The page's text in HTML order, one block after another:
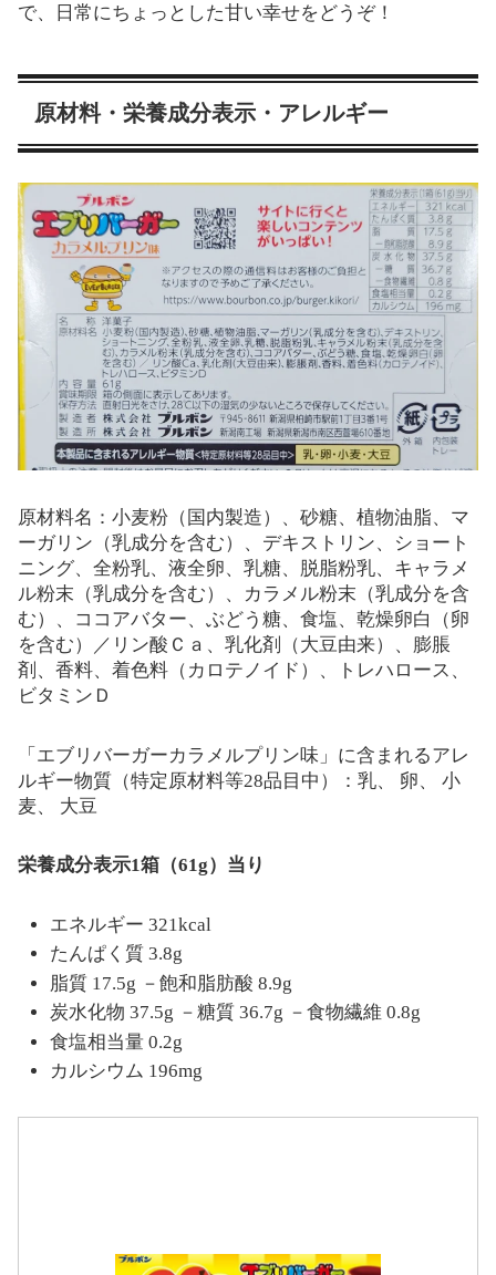
で、日常にちょっとした甘い幸せをどうぞ！
原材料・栄養成分表示・アレルギー
原材料名：小麦粉（国内製造）、砂糖、植物油脂、マ
ーガリン（乳成分を含む）、デキストリン、ショート
ニング、全粉乳、液全卵、乳糖、脱脂粉乳、キャラメ
ル粉末（乳成分を含む）、カラメル粉末（乳成分を含
む）、ココアバター、ぶどう糖、食塩、乾燥卵白（卵
を含む）／リン酸Ｃａ、乳化剤（大豆由来）、膨脹
剤、香料、着色料（カロテノイド）、トレハロース、
ビタミンＤ
「エブリバーガーカラメルプリン味」に含まれるアレ
ルギー物質（特定原材料等28品目中）：乳、 卵、 小
麦、 大豆
栄養成分表示1箱（61g）当り
エネルギー 321kcal
たんぱく質 3.8g
脂質 17.5g －飽和脂肪酸 8.9g
炭水化物 37.5g －糖質 36.7g －食物繊維 0.8g
食塩相当量 0.2g
カルシウム 196mg